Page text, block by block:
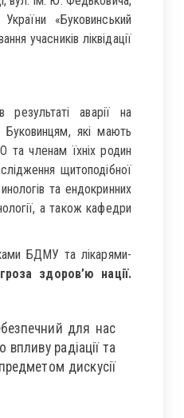
«Буковинський
учасників ліквідації
аварії на
Буковинцям, які мають
та членам їхніх родин
щитоподібної
та ендокринних
а також кафедри
БДМУ та лікарями-
здоров’ю нації.
для нас
радіації та
дискусії